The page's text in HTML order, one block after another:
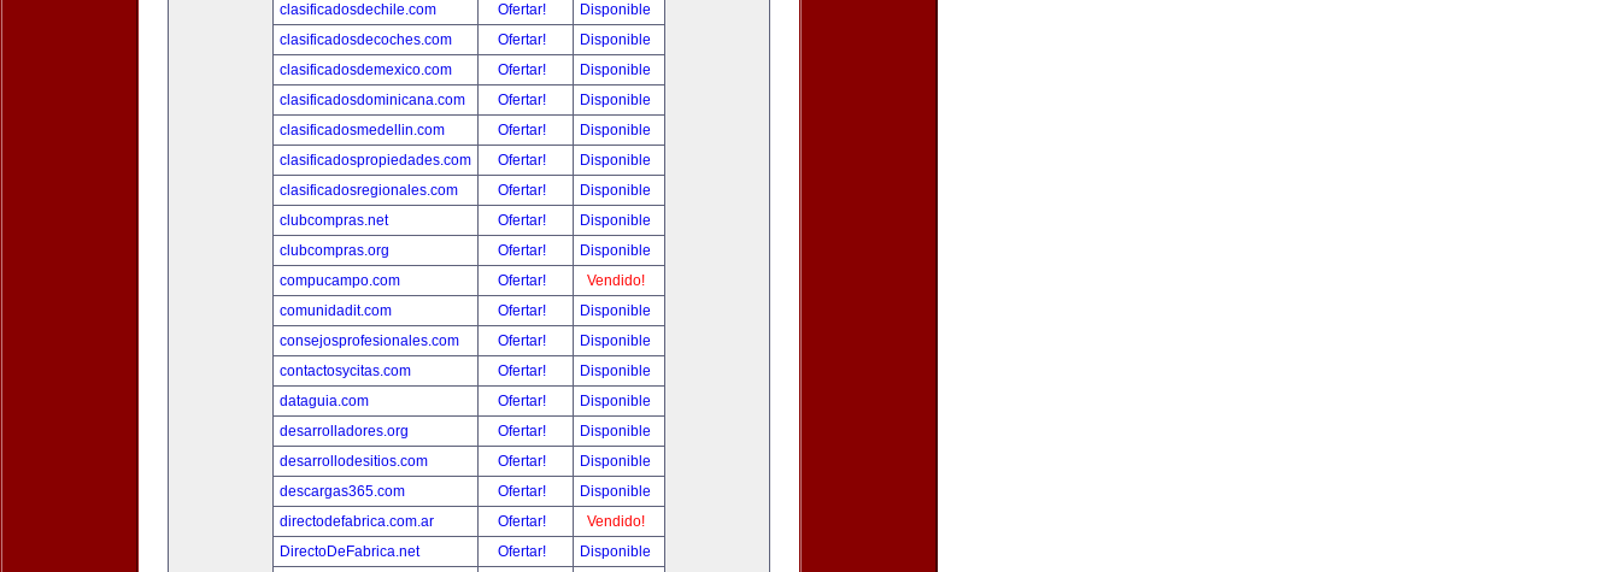
clasificadosdechile.com
Ofertar!
Disponible
clasificadosdecoches.com
Ofertar!
Disponible
clasificadosdemexico.com
Ofertar!
Disponible
clasificadosdominicana.com
Ofertar!
Disponible
clasificadosmedellin.com
Ofertar!
Disponible
clasificadospropiedades.com
Ofertar!
Disponible
clasificadosregionales.com
Ofertar!
Disponible
clubcompras.net
Ofertar!
Disponible
clubcompras.org
Ofertar!
Disponible
compucampo.com
Ofertar!
Vendido!
comunidadit.com
Ofertar!
Disponible
consejosprofesionales.com
Ofertar!
Disponible
contactosycitas.com
Ofertar!
Disponible
dataguia.com
Ofertar!
Disponible
desarrolladores.org
Ofertar!
Disponible
desarrollodesitios.com
Ofertar!
Disponible
descargas365.com
Ofertar!
Disponible
directodefabrica.com.ar
Ofertar!
Vendido!
DirectoDeFabrica.net
Ofertar!
Disponible